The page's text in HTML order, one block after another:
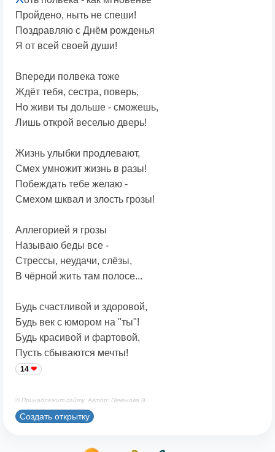
Пройдено, ныть не спеши!
Поздравляю с Днём рожденья
Я от всей своей души!
Впереди полвека тоже
Ждёт тебя, сестра, поверь,
Но живи ты дольше - сможешь,
Лишь открой веселью дверь!
Жизнь улыбки продлевают,
Смех умножит жизнь в разы!
Побеждать тебе желаю -
Смехом шквал и злость грозы!
Аллегорией я грозы
Называю беды все -
Стрессы, неудачи, слёзы,
В чёрной жить там полосе...
Будь счастливой и здоровой,
Будь век с юмором на "ты"!
Будь красивой и фартовой,
Пусть сбываются мечты!
14
© Принадлежит сайту. Автор: Печенова В.
Создать открытку